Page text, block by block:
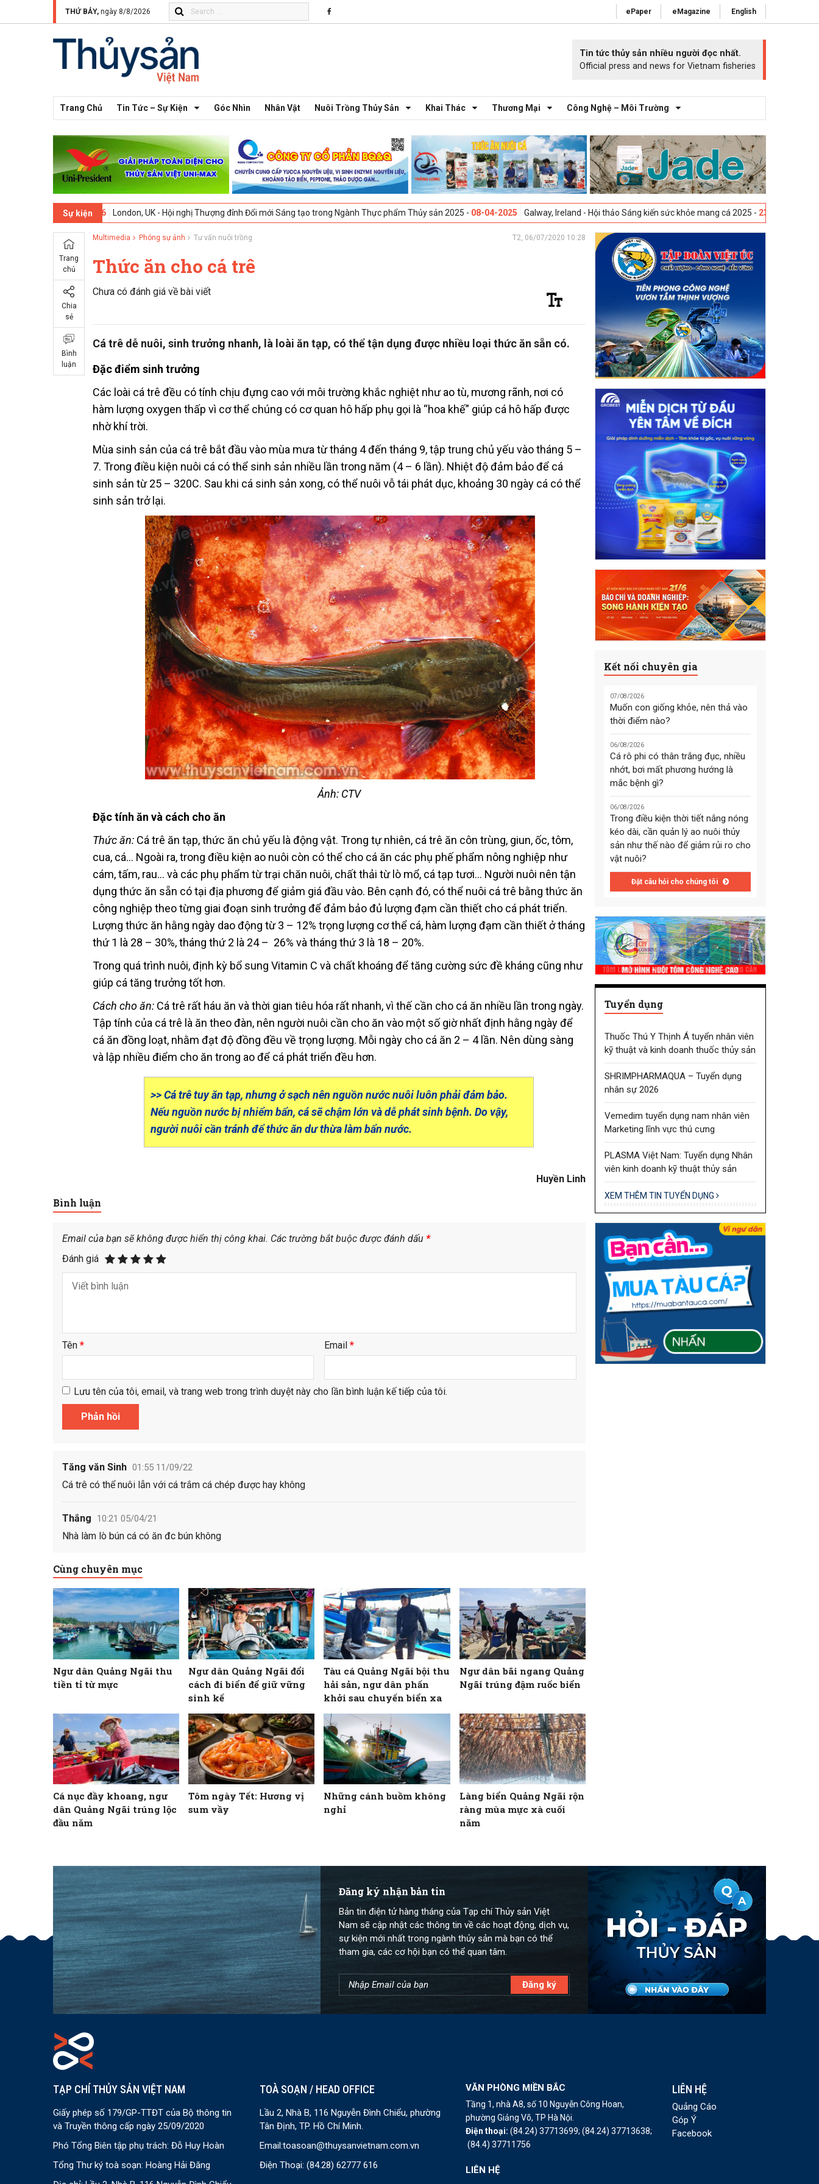
THỨ BẢY, ngày 8/8/2026 ePaper eMagazine English
Tin tức thủy sản nhiều người đọc nhất.
Official press and news for Vietnam fisheries
Trang Chủ Tin Tức – Sự Kiện Góc Nhìn Nhân Vật Nuôi Trồng Thủy Sản Khai Thác Thương Mại Công Nghệ – Môi Trường
Sự kiện
London, UK - Hội nghị Thượng đỉnh Đổi mới Sáng tạo trong Ngành Thực phẩm Thủy sản 2025 -08-04-2025 Galway, Ireland - Hội thảo Sáng kiến sức khỏe mang cá 2025 -23-04-2025 Vigo, Tây Ban
Trang
chủ
Chia
sẻ
Bình
luận
Multimedia Phóng sự ảnh Tư vấn nuôi trồng T2, 06/07/2020 10:28
Thức ăn cho cá trê
Chưa có đánh giá về bài viết
Cá trê dễ nuôi, sinh trưởng nhanh, là loài ăn tạp, có thể tận dụng được nhiều loại thức ăn sẵn có.
Đặc điểm sinh trưởng
Các loài cá trê đều có tính chịu đựng cao với môi trường khắc nghiệt như ao tù, mương rãnh, nơi có
hàm lượng oxygen thấp vì cơ thể chúng có cơ quan hô hấp phụ gọi là “hoa khế” giúp cá hô hấp được
nhờ khí trời.
Mùa sinh sản của cá trê bắt đầu vào mùa mưa từ tháng 4 đến tháng 9, tập trung chủ yếu vào tháng 5 –
7. Trong điều kiện nuôi cá có thể sinh sản nhiều lần trong năm (4 – 6 lần). Nhiệt độ đảm bảo để cá
sinh sản từ 25 – 320C. Sau khi cá sinh sản xong, có thể nuôi vỗ tái phát dục, khoảng 30 ngày cá có thể
sinh sản trở lại.
Ảnh: CTV
Đặc tính ăn và cách cho ăn
Thức ăn: Cá trê ăn tạp, thức ăn chủ yếu là động vật. Trong tự nhiên, cá trê ăn côn trùng, giun, ốc, tôm,
cua, cá… Ngoài ra, trong điều kiện ao nuôi còn có thể cho cá ăn các phụ phế phẩm nông nghiệp như
cám, tấm, rau… và các phụ phẩm từ trại chăn nuôi, chất thải từ lò mổ, cá tạp tươi… Người nuôi nên tận
dụng thức ăn sẵn có tại địa phương để giảm giá đầu vào. Bên cạnh đó, có thể nuôi cá trê bằng thức ăn
công nghiệp theo từng giai đoạn sinh trưởng để đảm bảo đủ lượng đạm cần thiết cho cá phát triển.
Lượng thức ăn hằng ngày dao động từ 3 – 12% trọng lượng cơ thể cá, hàm lượng đạm cần thiết ở tháng
thứ 1 là 28 – 30%, tháng thứ 2 là 24 – 26% và tháng thứ 3 là 18 – 20%.
Trong quá trình nuôi, định kỳ bổ sung Vitamin C và chất khoáng để tăng cường sức đề kháng cũng như
giúp cá tăng trưởng tốt hơn.
Cách cho ăn: Cá trê rất háu ăn và thời gian tiêu hóa rất nhanh, vì thế cần cho cá ăn nhiều lần trong ngày.
Tập tính của cá trê là ăn theo đàn, nên người nuôi cần cho ăn vào một số giờ nhất định hằng ngày để
cá ăn đồng loạt, nhằm đạt độ đồng đều về trọng lượng. Mỗi ngày cho cá ăn 2 – 4 lần. Nên dùng sàng
và lập nhiều điểm cho ăn trong ao để cá phát triển đều hơn.
>> Cá trê tuy ăn tạp, nhưng ở sạch nên nguồn nước nuôi luôn phải đảm bảo.
Nếu nguồn nước bị nhiểm bẩn, cá sẽ chậm lớn và dễ phát sinh bệnh. Do vậy,
người nuôi cần tránh để thức ăn dư thừa làm bẩn nước.
Huyền Linh
Bình luận
Email của bạn sẽ không được hiển thị công khai. Các trường bắt buộc được đánh dấu *
Đánh giá
Tên * Email*
Lưu tên của tôi, email, và trang web trong trình duyệt này cho lần bình luận kế tiếp của tôi.
Tăng văn Sinh 01:55 11/09/22
Cá trê có thể nuôi lẫn với cá trắm cá chép được hay không
Thắng 10:21 05/04/21
Nhà làm lò bún cá có ăn đc bún không
Cùng chuyên mục
Ngư dân Quảng Ngãi thu
tiền tỉ từ mực
Ngư dân Quảng Ngãi đổi
cách đi biển để giữ vững
sinh kế
Tàu cá Quảng Ngãi bội thu
hải sản, ngư dân phấn
khởi sau chuyến biển xa
Ngư dân bãi ngang Quảng
Ngãi trúng đậm ruốc biển
Cá nục đầy khoang, ngư
dân Quảng Ngãi trúng lộc
đầu năm
Tôm ngày Tết: Hương vị
sum vầy
Những cánh buồm không
nghỉ
Làng biển Quảng Ngãi rộn
ràng mùa mực xà cuối
năm
Kết nối chuyên gia
07/08/2026
Muốn con giống khỏe, nên thả vào
thời điểm nào?
06/08/2026
Cá rô phi có thân trắng đục, nhiều
nhớt, bơi mất phương hướng là
mắc bệnh gì?
06/08/2026
Trong điều kiện thời tiết nắng nóng
kéo dài, cần quản lý ao nuôi thủy
sản như thế nào để giảm rủi ro cho
vật nuôi?
Đặt câu hỏi cho chúng tôi
Tuyển dụng
Thuốc Thú Y Thịnh Á tuyển nhân viên
kỹ thuật và kinh doanh thuốc thủy sản
SHRIMPHARMAQUA – Tuyển dụng
nhân sự 2026
Vemedim tuyển dụng nam nhân viên
Marketing lĩnh vực thú cưng
PLASMA Việt Nam: Tuyển dụng Nhân
viên kinh doanh kỹ thuật thủy sản
XEM THÊM TIN TUYỂN DỤNG
Đăng ký nhận bản tin
Bản tin điện tử hàng tháng của Tạp chí Thủy sản Việt
Nam sẽ cập nhật các thông tin về các hoạt động, dịch vụ,
sự kiện mới nhất trong ngành thủy sản mà bạn có thể
tham gia, các cơ hội bạn có thể quan tâm.
TẠP CHÍ THỦY SẢN VIỆT NAM
Giấy phép số 179/GP-TTĐT của Bộ thông tin
và Truyền thông cấp ngày 25/09/2020
Phó Tổng Biên tập phụ trách: Đỗ Huy Hoàn
Tổng Thư ký toà soạn: Hoàng Hải Đăng
TOÀ SOẠN / HEAD OFFICE
Lầu 2, Nhà B, 116 Nguyễn Đình Chiểu, phường
Tân Định, TP. Hồ Chí Minh.
Email:toasoan@thuysanvietnam.com.vn
Điện Thoại: (84.28) 62777 616
VĂN PHÒNG MIỀN BẮC
Tầng 1, nhà A8, số 10 Nguyễn Công Hoan,
phường Giảng Võ, TP Hà Nội.
Điện thoại:(84.24) 37713699;(84.24) 37713638;
(84.4) 37711756
LIÊN HỆ
LIÊN HỆ
Quảng Cáo
Góp Ý
Facebook